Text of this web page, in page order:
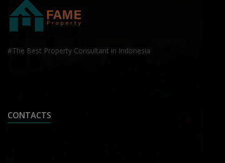
#The Best Property Consultant in Indonesia
CONTACTS